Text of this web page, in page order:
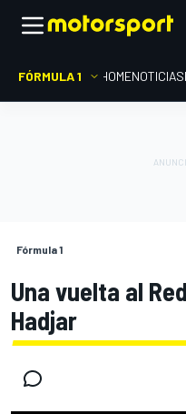
FÓRMULA 1 HOMENOTICIAS
Fórmula 1
Una vuelta al
Hadjar